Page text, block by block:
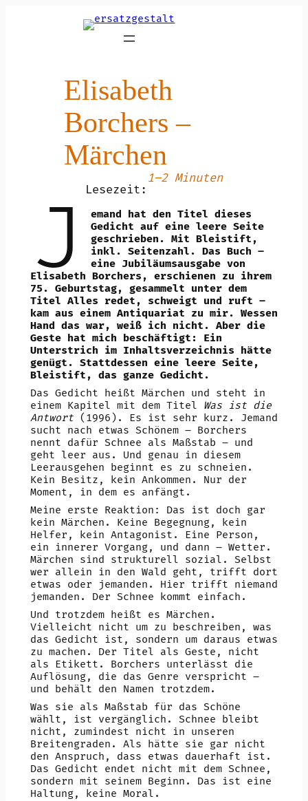
Elisabeth
Borchers –
Märchen
Lesezeit:
1–2 Minuten
J
emand hat den Titel dieses
Gedicht auf eine leere Seite
geschrieben. Mit Bleistift,
inkl. Seitenzahl. Das Buch –
eine Jubiläumsausgabe von
Elisabeth Borchers, erschienen zu ihrem
75. Geburtstag, gesammelt unter dem
Titel Alles redet, schweigt und ruft –
kam aus einem Antiquariat zu mir. Wessen
Hand das war, weiß ich nicht. Aber die
Geste hat mich beschäftigt: Ein
Unterstrich im Inhaltsverzeichnis hätte
genügt. Stattdessen eine leere Seite,
Bleistift, das ganze Gedicht.
Das Gedicht heißt Märchen und steht in
einem Kapitel mit dem Titel Was ist die
Antwort(1996). Es ist sehr kurz. Jemand
sucht nach etwas Schönem – Borchers
nennt dafür Schnee als Maßstab – und
geht leer aus. Und genau in diesem
Leerausgehen beginnt es zu schneien.
Kein Besitz, kein Ankommen. Nur der
Moment, in dem es anfängt.
Meine erste Reaktion: Das ist doch gar
kein Märchen. Keine Begegnung, kein
Helfer, kein Antagonist. Eine Person,
ein innerer Vorgang, und dann – Wetter.
Märchen sind strukturell sozial. Selbst
wer allein in den Wald geht, trifft dort
etwas oder jemanden. Hier trifft niemand
jemanden. Der Schnee kommt einfach.
Und trotzdem heißt es Märchen.
Vielleicht nicht um zu beschreiben, was
das Gedicht ist, sondern um daraus etwas
zu machen. Der Titel als Geste, nicht
als Etikett. Borchers unterlässt die
Auflösung, die das Genre verspricht –
und behält den Namen trotzdem.
Was sie als Maßstab für das Schöne
wählt, ist vergänglich. Schnee bleibt
nicht, zumindest nicht in unseren
Breitengraden. Als hätte sie gar nicht
den Anspruch, dass etwas dauerhaft ist.
Das Gedicht endet nicht mit dem Schnee,
sondern mit seinem Beginn. Das ist eine
Haltung, keine Moral.